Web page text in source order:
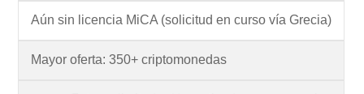
Aún sin licencia MiCA (solicitud en curso vía Grecia)
Mayor oferta: 350+ criptomonedas